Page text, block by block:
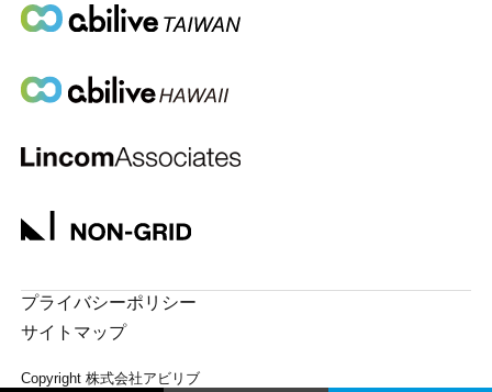
プライバシーポリシー
サイトマップ
Copyright 株式会社アビリブ